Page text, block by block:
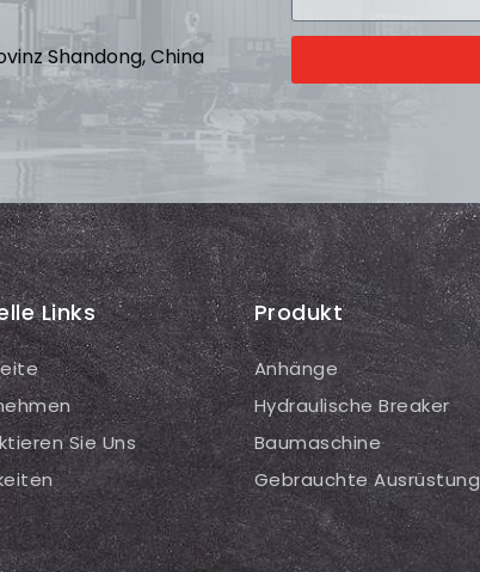
Shandong, China
Links
Sie Uns
Produkt
Anhänge
Hydraulische Breaker
Baumaschine
Gebrauchte Ausrüstung